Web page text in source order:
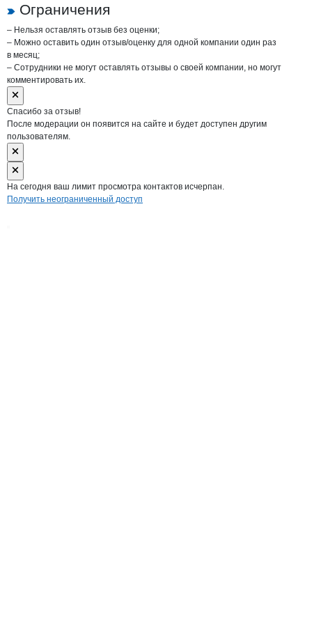
Ограничения
– Нельзя оставлять отзыв без оценки;
– Можно оставить один отзыв/оценку для одной компании один раз
в месяц;
– Сотрудники не могут оставлять отзывы о своей компании, но могут
комментировать их.
Спасибо за отзыв!
После модерации он появится на сайте и будет доступен другим
пользователям.
На сегодня ваш лимит просмотра контактов исчерпан.
Получить неограниченный доступ